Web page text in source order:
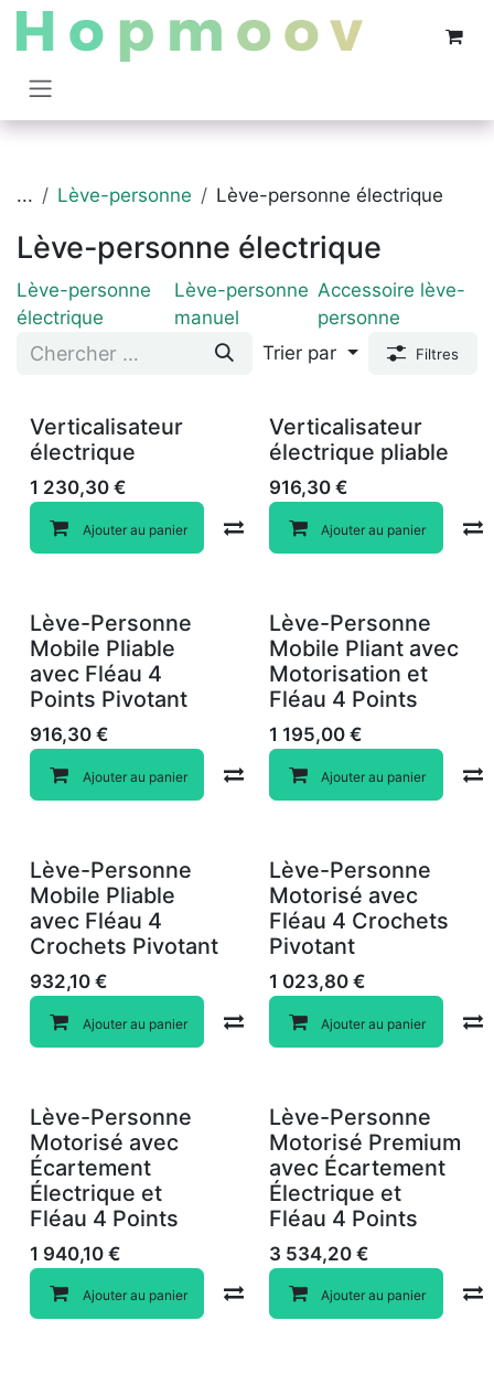
Se rendre au contenu
... Lève-personne Lève-personne électrique
Lève-personne électrique
Lève-personne
électrique
Lève-personne
manuel
Accessoire lève-
personne
Trier par
Filtres
Verticalisateur
électrique
1 230,30 €
Ajouter au panier Compare
Verticalisateur
électrique pliable
916,30€
Ajouter au panier
Lève-Personne
Mobile Pliable
avec Fléau 4
Points Pivotant
916,30 €
Ajouter au panier Compare
Lève-Personne
Mobile Pliant avec
Motorisation et
Fléau 4 Points
1 195,00€
Ajouter au panier
Lève-Personne
Mobile Pliable
avec Fléau 4
Crochets Pivotant
932,10 €
Ajouter au panier Compare
Lève-Personne
Motorisé avec
Fléau 4 Crochets
Pivotant
1 023,80€
Ajouter au panier
Lève-Personne
Motorisé avec
Écartement
Électrique et
Fléau 4 Points
1 940,10 €
Ajouter au panier Compare
Lève-Personne
Motorisé Premium
avec Écartement
Électrique et
Fléau 4 Points
3 534,20€
Ajouter au panier